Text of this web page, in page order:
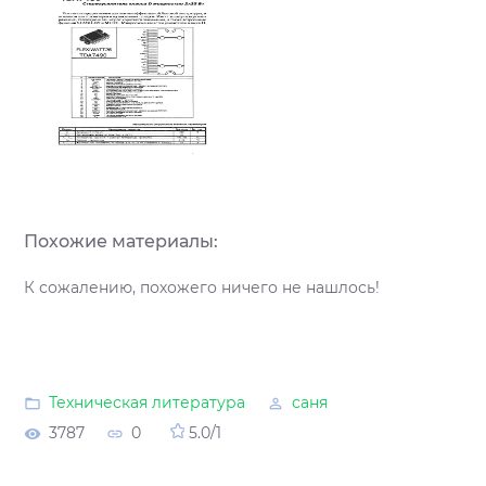
Похожие материалы:
К сожалению, похожего ничего не нашлось!
Техническая литература
саня
3787
0 5.0/1